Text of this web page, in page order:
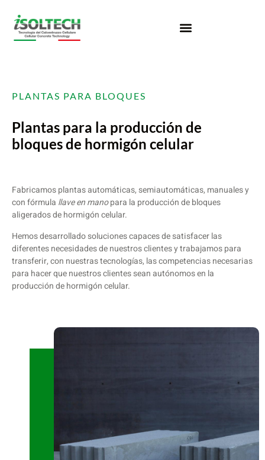
PLANTAS PARA BLOQUES
Plantas para la producción de
bloques de hormigón celular
Fabricamos plantas automáticas, semiautomáticas, manuales y
con fórmula llave en manopara la producción de bloques
aligerados de hormigón celular.
Hemos desarrollado soluciones capaces de satisfacer las
diferentes necesidades de nuestros clientes y trabajamos para
transferir, con nuestras tecnologías, las competencias necesarias
para hacer que nuestros clientes sean autónomos en la
producción de hormigón celular.